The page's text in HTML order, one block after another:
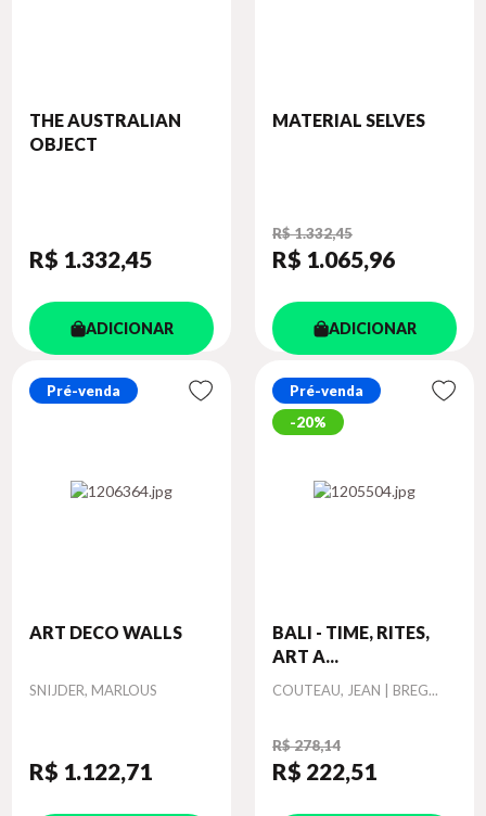
THE AUSTRALIAN
OBJECT
R$ 1.332,45
ADICIONAR
MATERIAL SELVES
R$ 1.332,45
R$ 1.065,96
ADICIONAR
Pré-venda
ART DECO WALLS
Autor
SNIJDER, MARLOUS
R$ 1.122,71
Pré-venda
20%
BALI - TIME, RITES,
ART A...
Autor
COUTEAU, JEAN | BREG...
R$ 278,14
R$ 222,51